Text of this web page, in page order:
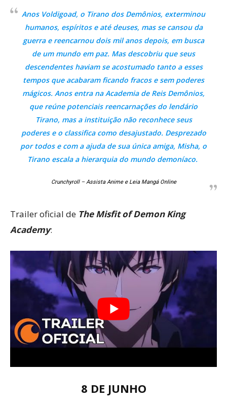
Anos Voldigoad, o Tirano dos Demônios, exterminou
humanos, espíritos e até deuses, mas se cansou da
guerra e reencarnou dois mil anos depois, em busca
de um mundo em paz. Mas descobriu que seus
descendentes haviam se acostumado tanto a esses
tempos que acabaram ficando fracos e sem poderes
mágicos. Anos entra na Academia de Reis Demônios,
que reúne potenciais reencarnações do lendário
Tirano, mas a instituição não reconhece seus
poderes e o classifica como desajustado. Desprezado
por todos e com a ajuda de sua única amiga, Misha, o
Tirano escala a hierarquia do mundo demoníaco.
Crunchyroll – Assista Anime e Leia Mangá Online
Trailer oficial de The Misfit of Demon King
Academy:
8 DE JUNHO